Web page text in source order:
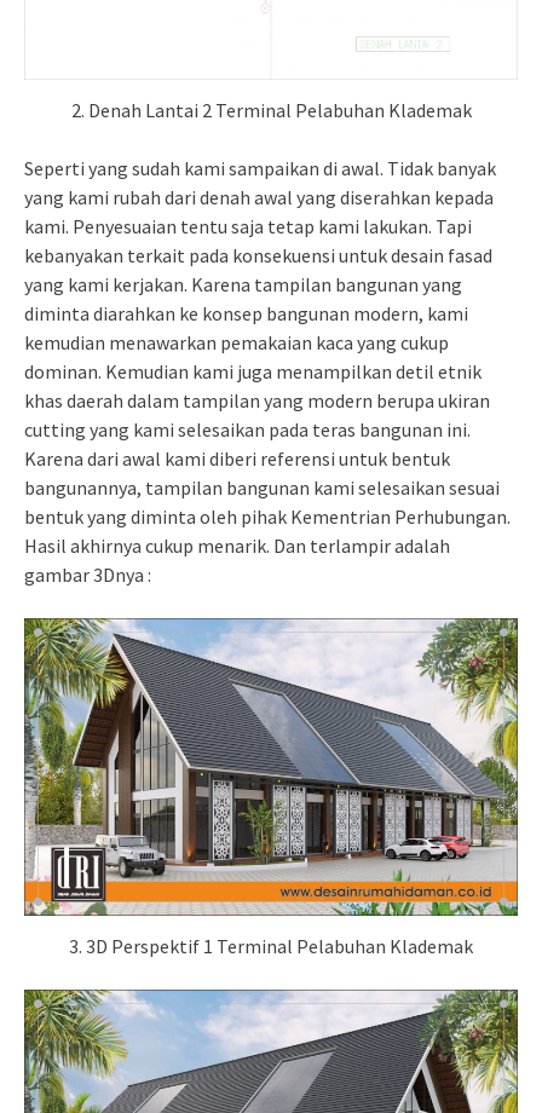
2. Denah Lantai 2 Terminal Pelabuhan Klademak
Seperti yang sudah kami sampaikan di awal. Tidak banyak
yang kami rubah dari denah awal yang diserahkan kepada
kami. Penyesuaian tentu saja tetap kami lakukan. Tapi
kebanyakan terkait pada konsekuensi untuk desain fasad
yang kami kerjakan. Karena tampilan bangunan yang
diminta diarahkan ke konsep bangunan modern, kami
kemudian menawarkan pemakaian kaca yang cukup
dominan. Kemudian kami juga menampilkan detil etnik
khas daerah dalam tampilan yang modern berupa ukiran
cutting yang kami selesaikan pada teras bangunan ini.
Karena dari awal kami diberi referensi untuk bentuk
bangunannya, tampilan bangunan kami selesaikan sesuai
bentuk yang diminta oleh pihak Kementrian Perhubungan.
Hasil akhirnya cukup menarik. Dan terlampir adalah
gambar 3Dnya :
3. 3D Perspektif 1 Terminal Pelabuhan Klademak